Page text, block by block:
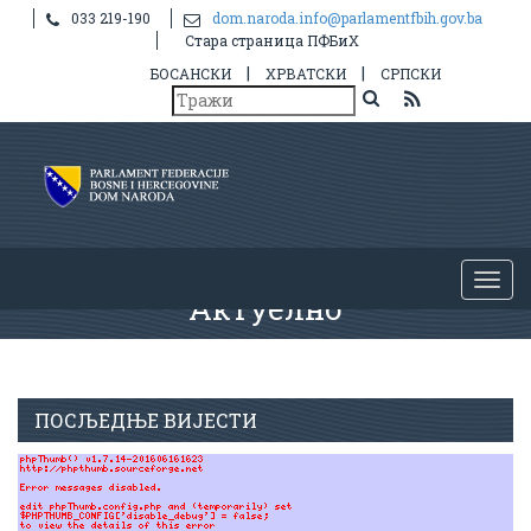
033 219-190
dom.naroda.info@parlamentfbih.gov.ba
Стара страница ПФБиХ
БОСАНСКИ
| ХРВАТСКИ | СРПСКИ
Актуелно
ПОСЉЕДЊЕ ВИЈЕСТИ